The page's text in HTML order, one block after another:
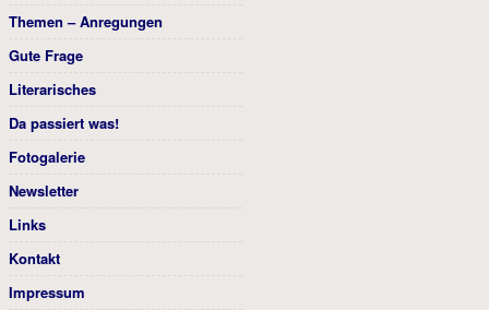
Themen – Anregungen
Gute Frage
Literarisches
Da passiert was!
Fotogalerie
Newsletter
Links
Kontakt
Impressum